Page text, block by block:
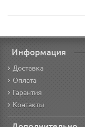
Информация
Доставка
Оплата
Гарантия
Контакты